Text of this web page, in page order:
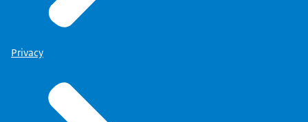
Privacy